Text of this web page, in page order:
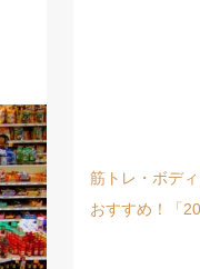
筋トレ・ボデ
おすすめ！「